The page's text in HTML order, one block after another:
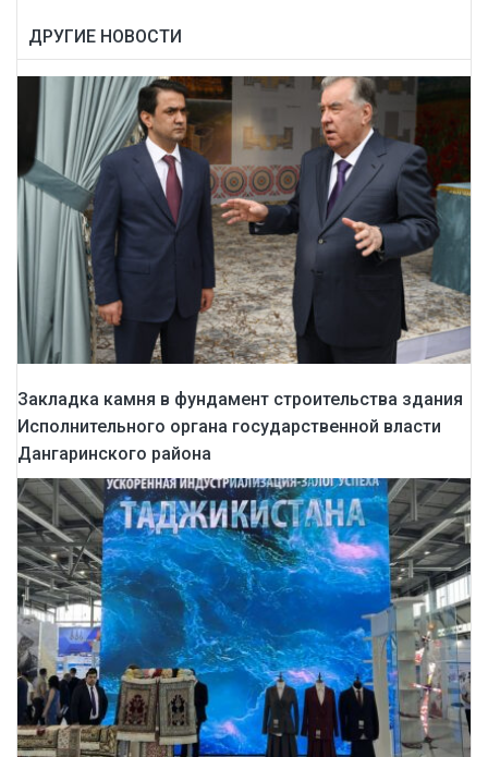
ДРУГИЕ НОВОСТИ
Закладка камня в фундамент строительства здания
Исполнительного органа государственной власти
Дангаринского района